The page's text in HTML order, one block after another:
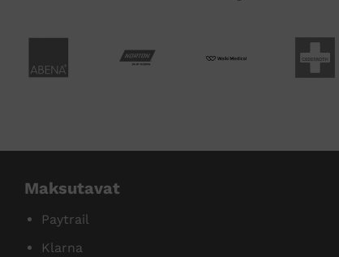
Maksutavat
Paytrail
Klarna